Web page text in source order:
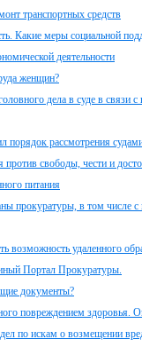
транспортных средств
Какие меры социальной
деятельности
женщин?
дела в суде в связи
рассмотрения
свободы, чести и
питания
прокуратуры, в том числе с
возможность удаленного
Портал Прокуратуры.
документы?
повреждением здоровья.
по искам о возмещении